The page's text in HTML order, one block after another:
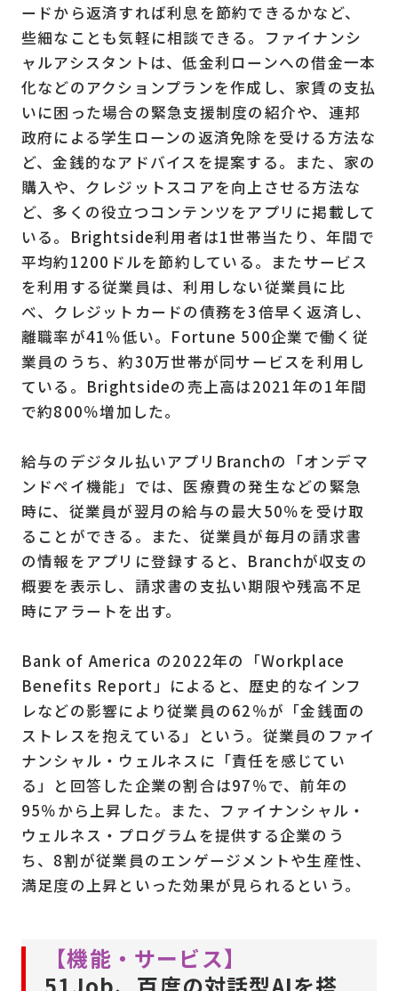
ードから返済すれば利息を節約できるかなど、
些細なことも気軽に相談できる。ファイナンシ
ャルアシスタントは、低金利ローンへの借金一本
化などのアクションプランを作成し、家賃の支払
いに困った場合の緊急支援制度の紹介や、連邦
政府による学生ローンの返済免除を受ける方法な
ど、金銭的なアドバイスを提案する。また、家の
購入や、クレジットスコアを向上させる方法な
ど、多くの役立つコンテンツをアプリに掲載して
いる。Brightside利用者は1世帯当たり、年間で
平均約1200ドルを節約している。またサービス
を利用する従業員は、利用しない従業員に比
べ、クレジットカードの債務を3倍早く返済し、
離職率が41％低い。Fortune 500企業で働く従
業員のうち、約30万世帯が同サービスを利用し
ている。Brightsideの売上高は2021年の1年間
で約800％増加した。
給与のデジタル払いアプリBranchの「オンデマ
ンドペイ機能」では、医療費の発生などの緊急
時に、従業員が翌月の給与の最大50％を受け取
ることができる。また、従業員が毎月の請求書
の情報をアプリに登録すると、Branchが収支の
概要を表示し、請求書の支払い期限や残高不足
時にアラートを出す。
Bank of America の2022年の「Workplace
Benefits Report」によると、歴史的なインフ
レなどの影響により従業員の62％が「金銭面の
ストレスを抱えている」という。従業員のファイ
ナンシャル・ウェルネスに「責任を感じてい
る」と回答した企業の割合は97％で、前年の
95％から上昇した。また、ファイナンシャル・
ウェルネス・プログラムを提供する企業のう
ち、8割が従業員のエンゲージメントや生産性、
満足度の上昇といった効果が見られるという。
【機能・サービス】